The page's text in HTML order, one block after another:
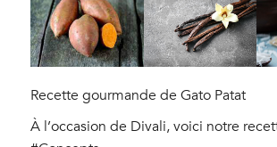
Recette gourmande de Gato Patat
À l’occasion de Divali, voici notre